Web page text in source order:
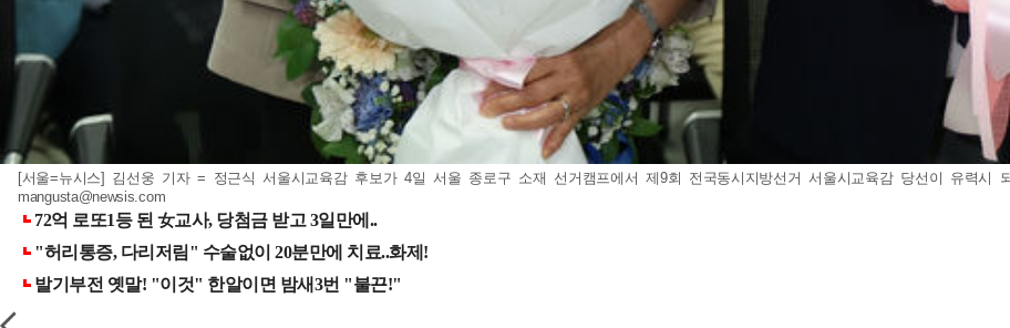
[서울=뉴시스] 김선웅 기자 = 정근식 서울시교육감 후보가 4일 서울 종로구 소재 선거캠프에서 제9회 전국동시지방선거 서울시교육감 당선이 유력시
mangusta@newsis.com